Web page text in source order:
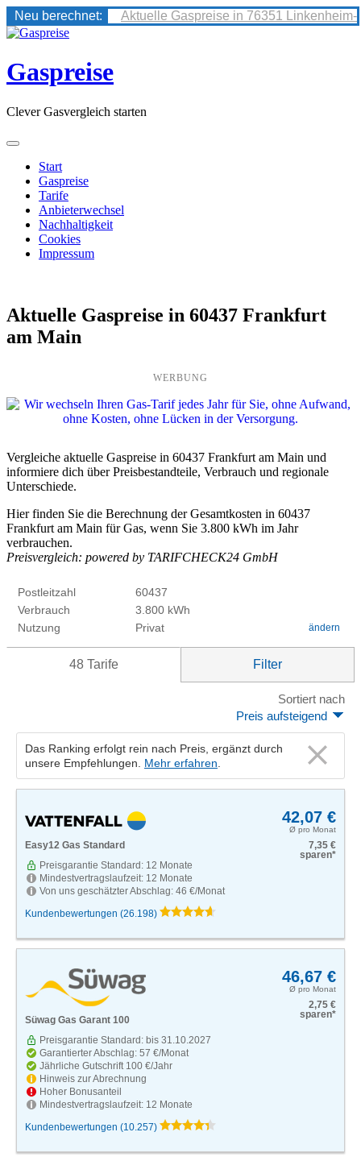
Neu berechnet:
Aktuelle Gaspreise in 76351 Linkenheim-
Skip
content
Gaspreise
Clever Gasvergleich starten
Start
Gaspreise
Tarife
Anbieterwechsel
Nachhaltigkeit
Cookies
Impressum
Aktuelle Gaspreise in 60437 Frankfurt
am Main
WERBUNG
Vergleiche aktuelle Gaspreise in 60437 Frankfurt am Main und
informiere dich über Preisbestandteile, Verbrauch und regionale
Unterschiede.
Hier finden Sie die Berechnung der Gesamtkosten in 60437
Frankfurt am Main für Gas, wenn Sie 3.800 kWh im Jahr
verbrauchen.
Preisvergleich: powered by TARIFCHECK24 GmbH